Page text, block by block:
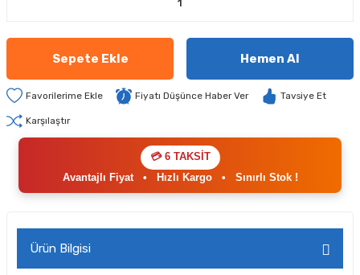
Sepete Ekle Hemen Al
Fiyatı Düşünce Haber Ver Tavsiye Et
Karşılaştır
💳 6 TAKSİT
Avantajlı Fiyat• Hızlı Kargo• Sınırlı Stok !
Ürün Bilgisi